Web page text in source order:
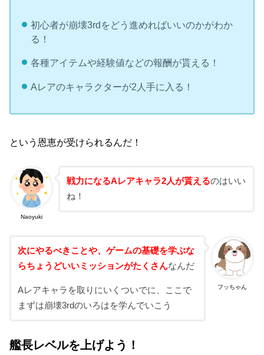
初心者が崩壊3rdをどう進めればいいのかがわか
る！
各種アイテムや経験値などの報酬が貰える！
Aレアのキャラクターが2人手に入る！
という恩恵が受けられるんだ！
Naoyuki
戦力になるAレアキャラ2人が貰えるのはいい
ね！
フッちゃん
次にやるべきことや、ゲームの基礎を学ぶな
らちょうどいいミッションがたくさんなんだ
Aレアキャラを取りにいくついでに、ここで
まずは崩壊3rdのいろはを学んでいこう
艦長レベルを上げよう！